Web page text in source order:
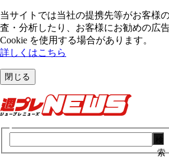
当サイトでは当社の提携先等がお客様
査・分析したり、お客様にお勧めの広
Cookie を使⽤する場合があります。
詳しくはこちら
閉じる
索